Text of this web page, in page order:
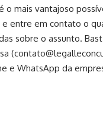
o mais vantajoso
entre em contato o
sobre o assunto.
(
e WhatsApp da